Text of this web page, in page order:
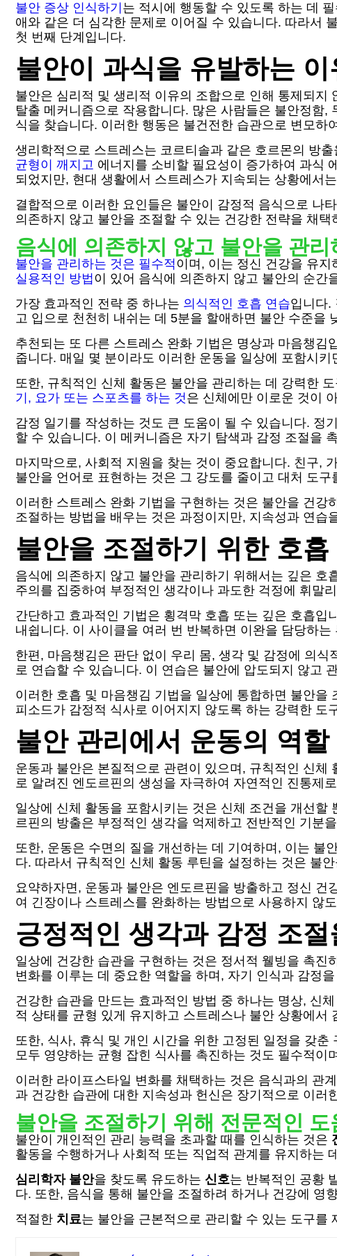
불안 증상 인식하기 는 적시에 행동할 수 있도록 하는 데
애와 같은 더 심각한 문제로 이어질 수 있습니다. 따라서
첫 번째 단계입니다.
불안이 과식을 유발하는 이
불안은 심리적 및 생리적 이유의 조합으로 인해 통제되
탈출 메커니즘으로 작용합니다. 많은 사람들은 불안정함
식을 찾습니다. 이러한 행동은 불건전한 습관으로 변모
생리학적으로 스트레스는 코르티솔과 같은 호르몬의 방
균형이 깨지고 에너지를 소비할 필요성이 증가하여 과식
되었지만, 현대 생활에서 스트레스가 지속되는 상황에서
결합적으로 이러한 요인들은 불안이 감정적 음식으로 나
의존하지 않고 불안을 조절할 수 있는 건강한 전략을 채택
음식에 의존하지 않고 불안을 관
불안을 관리하는 것은 필수적이며, 이는 정신 건강을 유
실용적인 방법 이 있어 음식에 의존하지 않고 불안의 순간
가장 효과적인 전략 중 하나는 의식적인 호흡 연습입니다.
고 입으로 천천히 내쉬는 데 5분을 할애하면 불안 수준을
추천되는 또 다른 스트레스 완화 기법은 명상과 마음챙
줍니다. 매일 몇 분이라도 이러한 운동을 일상에 포함시키
또한, 규칙적인 신체 활동은 불안을 관리하는 데 강력한
기, 요가 또는 스포츠를 하는 것은 신체에만 이로운 것이
감정 일기를 작성하는 것도 큰 도움이 될 수 있습니다. 정
할 수 있습니다. 이 메커니즘은 자기 탐색과 감정 조절을
마지막으로, 사회적 지원을 찾는 것이 중요합니다. 친구,
불안을 언어로 표현하는 것은 그 강도를 줄이고 대처 도구
이러한 스트레스 완화 기법을 구현하는 것은 불안을 건
조절하는 방법을 배우는 것은 과정이지만, 지속성과 연
불안을 조절하기 위한 호
음식에 의존하지 않고 불안을 관리하기 위해서는 깊은 호
주의를 집중하여 부정적인 생각이나 과도한 걱정에 휘말
간단하고 효과적인 기법은 횡격막 호흡 또는 깊은 호흡입
내쉽니다. 이 사이클을 여러 번 반복하면 이완을 담당하
한편, 마음챙김은 판단 없이 우리 몸, 생각 및 감정에 의
로 연습할 수 있습니다. 이 연습은 불안에 압도되지 않고
이러한 호흡 및 마음챙김 기법을 일상에 통합하면 불안을
피소드가 감정적 식사로 이어지지 않도록 하는 강력한 도
불안 관리에서 운동의 역할
운동과 불안은 본질적으로 관련이 있으며, 규칙적인 신
로 알려진 엔도르핀의 생성을 자극하여 자연적인 진통제
일상에 신체 활동을 포함시키는 것은 신체 조건을 개선
르핀의 방출은 부정적인 생각을 억제하고 전반적인 기분
또한, 운동은 수면의 질을 개선하는 데 기여하며, 이는 불
다. 따라서 규칙적인 신체 활동 루틴을 설정하는 것은 불
요약하자면, 운동과 불안은 엔도르핀을 방출하고 정신
여 긴장이나 스트레스를 완화하는 방법으로 사용하지 않
긍정적인 생각과 감정 조
일상에 건강한 습관을 구현하는 것은 정서적 웰빙을 촉
변화를 이루는 데 중요한 역할을 하며, 자기 인식과 감정
건강한 습관을 만드는 효과적인 방법 중 하나는 명상, 신
적 상태를 균형 있게 유지하고 스트레스나 불안 상황에서
또한, 식사, 휴식 및 개인 시간을 위한 고정된 일정을 갖
모두 영양하는 균형 잡힌 식사를 촉진하는 것도 필수적이
이러한 라이프스타일 변화를 채택하는 것은 음식과의 관
과 건강한 습관에 대한 지속성과 헌신은 장기적으로 이러
불안을 조절하기 위해 전문적인 도
불안이 개인적인 관리 능력을 초과할 때를 인식하는 것은
활동을 수행하거나 사회적 또는 직업적 관계를 유지하는
심리학자 불안을 찾도록 유도하는 신호는 반복적인 공황
다. 또한, 음식을 통해 불안을 조절하려 하거나 건강에 영
적절한 치료는 불안을 근본적으로 관리할 수 있는 도구를